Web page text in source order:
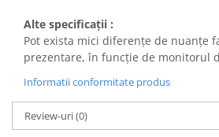
Alte specificații :
Pot exista mici diferențe de nuanțe
prezentare, în funcție de monitorul
Informatii conformitate produs
Review-uri(0)